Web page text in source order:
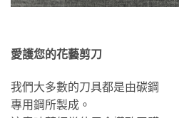
愛護您的花藝剪刀
我們大多數的刀具都是由碳鋼
專用鋼所製成。